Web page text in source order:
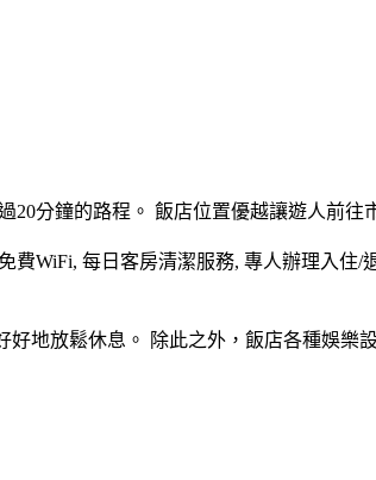
分鐘的路程。 飯店位置優越讓遊人前往
WiFi, 每日客房清潔服務, 專人辦理入住/
地放鬆休息。 除此之外，飯店各種娛樂